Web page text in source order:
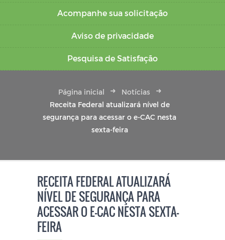
Acompanhe sua solicitação
Aviso de privacidade
Pesquisa de Satisfação
Página inicial
Notícias
Receita Federal atualizará nível de
segurança para acessar o e-CAC nesta
sexta-feira
RECEITA FEDERAL ATUALIZARÁ
NÍVEL DE SEGURANÇA PARA
ACESSAR O E-CAC NESTA SEXTA-
FEIRA